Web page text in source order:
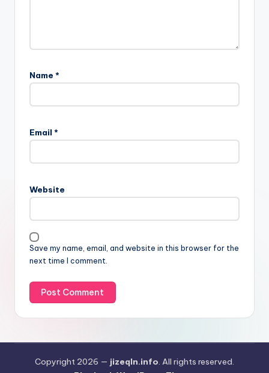
Name *
Email *
Website
Save my name, email, and website in this browser for the
next time I comment.
Copyright 2026 — jizeqln.info. All rights reserved.